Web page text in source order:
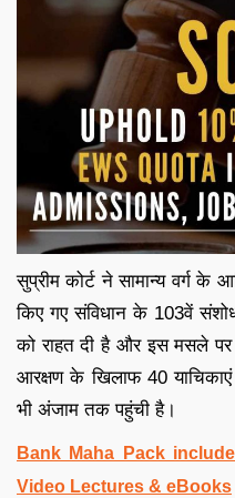
सुप्रीम कोर्ट ने सामान्य वर्ग के
किए गए संविधान के 103वें
को राहत दी है और इस मसले पर
आरक्षण के खिलाफ 40
भी अंजाम तक पहुंची है।
Bank Maha Pack
Video Lectures & eBooks